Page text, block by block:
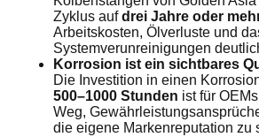
Zyklus aufdrei Jahre oder
Arbeitskosten, Ölverluste und
Systemverunreinigungen
Korrosion ist ein sichtbares
Die Investition in einen
500–1000 Stunden ist für
Weg,
die eigene Markenreputation zu